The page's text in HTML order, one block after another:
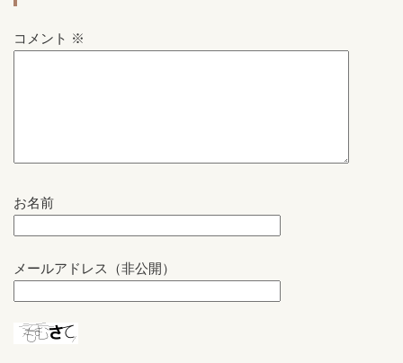
コメント ※
お名前
メールアドレス（非公開）